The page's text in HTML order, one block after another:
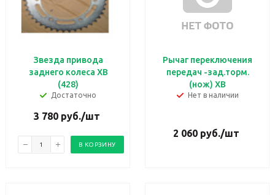
Звезда привода
заднего колеса XB
(428)
Достаточно
3 780 руб./шт
В КОРЗИНУ
Рычаг переключения
передач -зад.торм.
(нож) ХВ
Нет в наличии
2 060 руб./шт